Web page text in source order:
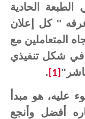
إلا سنة 1927 في الطبعة الحادية
'' كل إعلان
المتعاملين مع
في شكل تنفيذي
[1]
.
عليه، هو مبدأ
أفضل وأنجع